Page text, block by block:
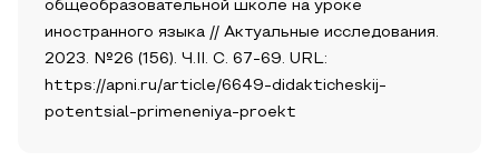
общеобразовательной школе на уроке
иностранного языка // Актуальные исследования.
2023. №26 (156). Ч.II. С. 67-69. URL:
https://apni.ru/article/6649-didakticheskij-
potentsial-primeneniya-proekt